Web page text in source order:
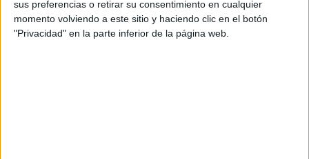
sus preferencias o retirar su consentimiento en cualquier
momento volviendo a este sitio y haciendo clic en el botón
"Privacidad" en la parte inferior de la página web.
Aceptolos Términos y Condicionesde uso*